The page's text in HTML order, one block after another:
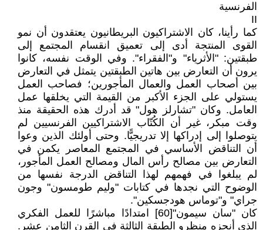
الفرنسية
II
كما رأينا، كان الاشتراكيون البريطانيون يعتقدون أن نمو
القوى المنتجة أدى إلى تعميق انقسام المجتمع إلى
طبقتين: "الأثرياء" و"الفقراء". وفي الوقت نفسه، كانوا
يرون أن التعارض بين هاتين الطبقتين يتمثل في التعارض
بين أصحاب العمل والعمال المأجورين؛ فصاحب العمل
يستولي على الجزء الأكبر من القيمة التي يخلقها عمل
العامل. وكان "تشارلز هول" قد أدرك هذه الحقيقة منذ
وقت مبكر، غير أن الكُتّاب الاشتراكيين الفرنسيين لم
يتوصلوا إلى إدراكها إلا تدريجيًّا. وحتى أولئك الذين وعوا
أن التناقض الأساسي في المجتمع المعاصر يكمن في
التعارض بين مصالح رأس المال ومصالح العمل المأجور،
لم يبلغوا في فهمهم لهذا التناقض الدرجة نفسها من
الوضوح التي نجدها في كتابات "وليم طومسون" وجون
جراي" و"توماس هودجسكين".
كان "سان سيمون"[60] امتدادًا مباشرًا للعمل الفكري
الذي أنجزه منظرو الطبقة الثالثة في القرن الثامن عشر.